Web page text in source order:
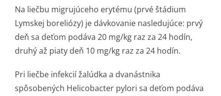
Na liečbu migrujúceho erytému (prvé štádium
Lymskej boreliózy) je dávkovanie nasledujúce: prvý
deň sa deťom podáva 20 mg/kg raz za 24 hodín,
druhý až piaty deň 10 mg/kg raz za 24 hodín.
Pri liečbe infekcií žalúdka a dvanástnika
spôsobených Helicobacter pylori sa deťom podáva